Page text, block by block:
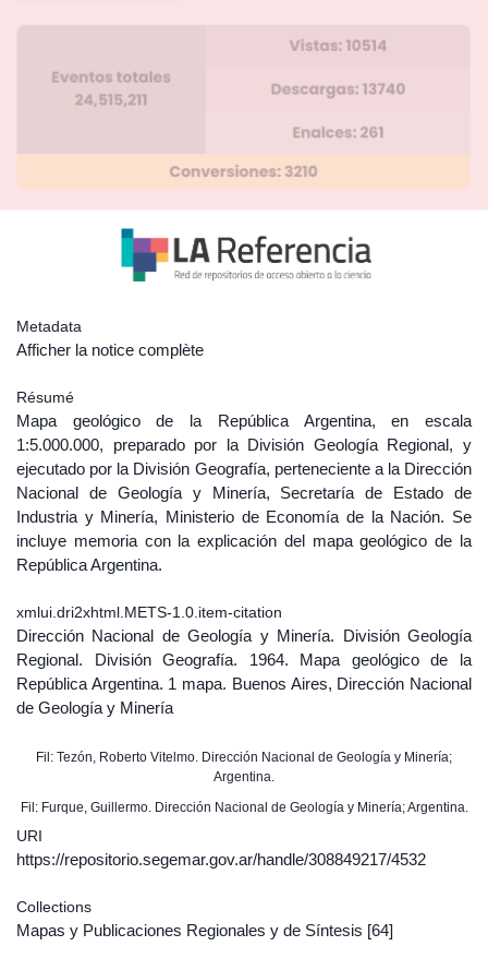
Metadata
Afficher la notice complète
Résumé
Mapa geológico de la República Argentina, en escala
1:5.000.000, preparado por la División Geología Regional, y
ejecutado por la División Geografía, perteneciente a la Dirección
Nacional de Geología y Minería, Secretaría de Estado de
Industria y Minería, Ministerio de Economía de la Nación. Se
incluye memoria con la explicación del mapa geológico de la
República Argentina.
xmlui.dri2xhtml.METS-1.0.item-citation
Dirección Nacional de Geología y Minería. División Geología
Regional. División Geografía. 1964. Mapa geológico de la
República Argentina. 1 mapa. Buenos Aires, Dirección Nacional
de Geología y Minería
Fil: Tezón, Roberto Vitelmo. Dirección Nacional de Geología y Minería;
Argentina.
Fil: Furque, Guillermo. Dirección Nacional de Geología y Minería; Argentina.
URI
https://repositorio.segemar.gov.ar/handle/308849217/4532
Collections
Mapas y Publicaciones Regionales y de Síntesis [64]